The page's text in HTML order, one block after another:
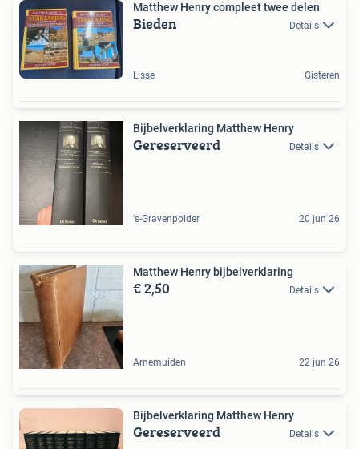
Matthew Henry compleet twee delen
Bieden Details
Lisse Gisteren
Bijbelverklaring Matthew Henry
Gereserveerd Details
's-Gravenpolder 20 jun 26
Matthew Henry bijbelverklaring
€ 2,50 Details
Arnemuiden 22 jun 26
Bijbelverklaring Matthew Henry
Gereserveerd Details